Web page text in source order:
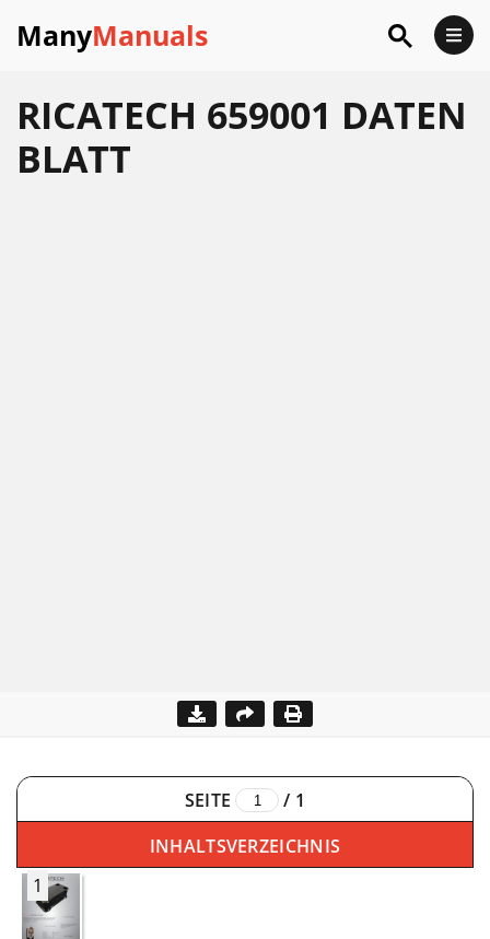
ManyManuals
RICATECH 659001 DATEN
BLATT
SEITE / 1
INHALTSVERZEICHNIS
1